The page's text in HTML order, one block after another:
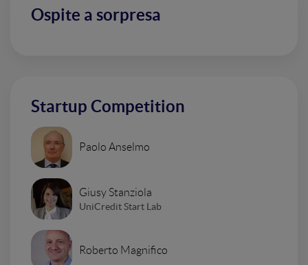
Ospite a sorpresa
Startup Competition
Paolo Anselmo
Giusy Stanziola
UniCredit Start Lab
Roberto Magnifico